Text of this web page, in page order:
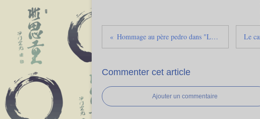
Hommage au père pedro dans "Le Monde Afrique"
Commenter cet article
Ajouter un commentaire